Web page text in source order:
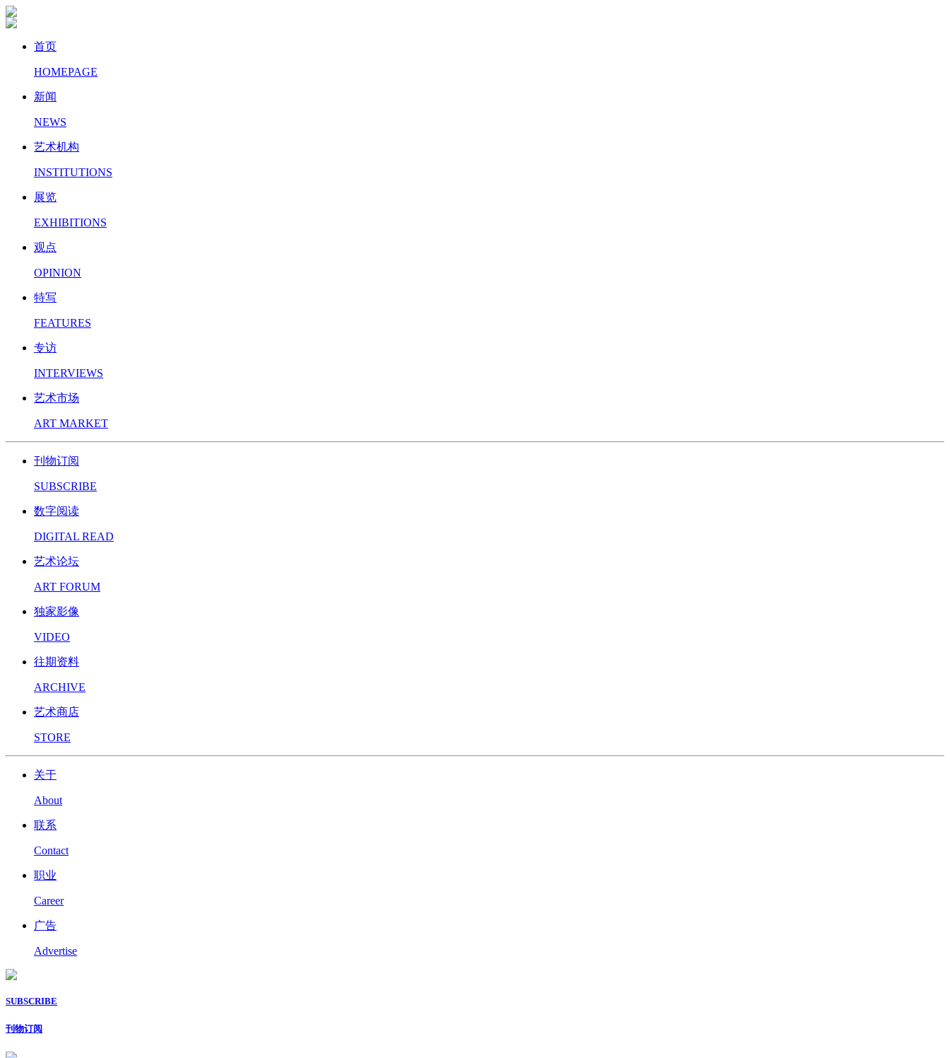
首页
HOMEPAGE
新闻
NEWS
艺术机构
INSTITUTIONS
展览
EXHIBITIONS
观点
OPINION
特写
FEATURES
专访
INTERVIEWS
艺术市场
ART MARKET
刊物订阅
SUBSCRIBE
数字阅读
DIGITAL READ
艺术论坛
ART FORUM
独家影像
VIDEO
往期资料
ARCHIVE
艺术商店
STORE
关于
About
联系
Contact
职业
Career
广告
Advertise
SUBSCRIBE
刊物订阅